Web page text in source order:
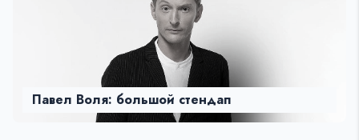
Павел Воля: большой стендап